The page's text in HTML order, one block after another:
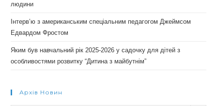
людини
Інтерв’ю з американським спеціальним педагогом Джеймсом
Едвардом Фростом
Яким був навчальний рік 2025-2026 у садочку для дітей з
особливостями розвитку “Дитина з майбутнім”
Архів Новин